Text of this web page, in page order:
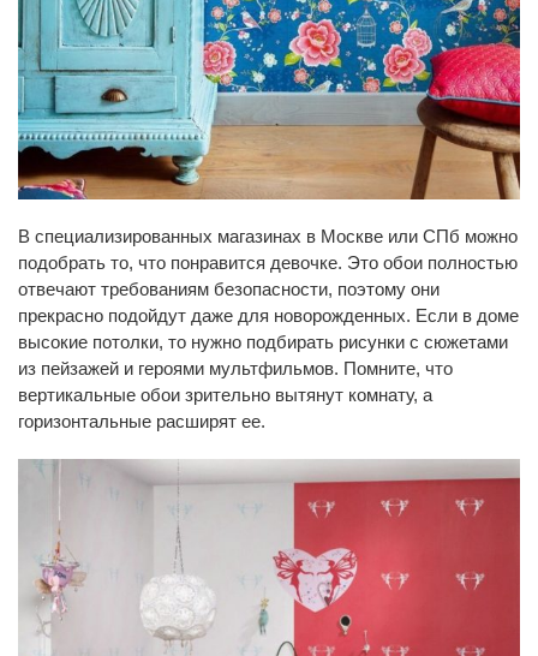
В специализированных магазинах в Москве или СПб можно
подобрать то, что понравится девочке. Это обои полностью
отвечают требованиям безопасности, поэтому они
прекрасно подойдут даже для новорожденных. Если в доме
высокие потолки, то нужно подбирать рисунки с сюжетами
из пейзажей и героями мультфильмов. Помните, что
вертикальные обои зрительно вытянут комнату, а
горизонтальные расширят ее.